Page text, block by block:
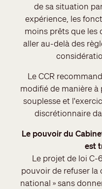
de sa situation
expérience, les
moins prêts que les
aller au-delà des
Le CCR
modifié de manière
souplesse et
discrétionnaire
Le pouvoir du
est
Le projet de loi C-
pouvoir de refuser la
national » sans